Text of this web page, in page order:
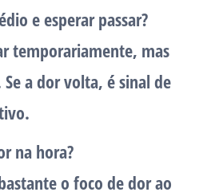
e esperar passar?
temporariamente, mas
a dor volta, é sinal de
na hora?
o foco de dor ao